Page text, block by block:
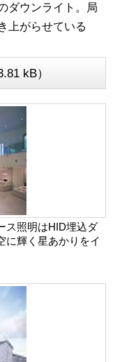
ダウンライト。局
上がらせている
kB）
ス照明はHID埋込ダ
に輝く星あかりをイ